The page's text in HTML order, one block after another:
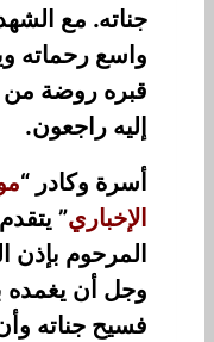
جناته. مع
واسع رحماته
قبره روضة من
إليه راجعون.
أسرة وكادر “
الإخباري”
المرحوم بإذن
وجل أن يغمده
فسيح جناته